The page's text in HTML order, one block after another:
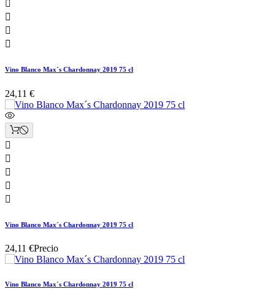




Vino Blanco Max´s Chardonnay 2019 75 cl
24,11 €





Vino Blanco Max´s Chardonnay 2019 75 cl
24,11 €Precio
Vino Blanco Max´s Chardonnay 2019 75 cl